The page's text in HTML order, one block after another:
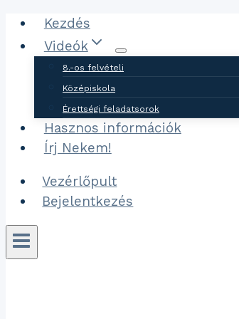
Ugrás
tartalomhoz
Kezdés
Videók
8.-os felvételi
Középiskola
Érettségi feladatsorok
Hasznos információk
Írj Nekem!
Vezérlőpult
Bejelentkezés